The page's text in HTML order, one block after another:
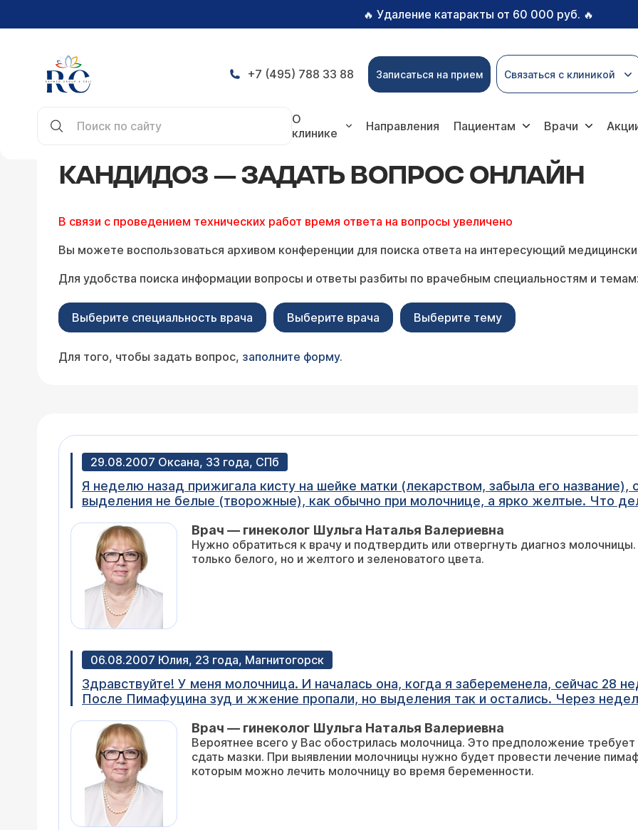
🔥 Удаление катаракты от 60 000 руб. 🔥
+7 (495) 788 33 88 Записаться на прием Связаться с клиникой
О
клинике
Направления Пациентам Врачи
КАНДИДОЗ — ЗАДАТЬ ВОПРОС ОНЛАЙН
В связи с проведением технических работ время ответа на вопросы увеличено
Вы можете воспользоваться архивом конференции для поиска ответа на интересующий
Для удобства поиска информации вопросы и ответы разбиты по врачебным специальностям и темам:
Выберите специальность врача Выберите врача Выберите тему
Для того, чтобы задать вопрос, заполните форму.
29.08.2007 Оксана, 33 года, СПб
Я неделю назад прижигала кисту на шейке матки (лекарством, забыла его название),
выделения не белые (творожные), как обычно при молочнице, а ярко желтые. Что
Врач — гинеколог Шульга Наталья Валериевна
Нужно обратиться к врачу и подтвердить или отвергнуть диагноз
только белого, но и желтого и зеленоватого цвета.
06.08.2007 Юлия, 23 года, Магнитогорск
Здравствуйте! У меня молочница. И началась она, когда я забеременела, сейчас 28
После Пимафуцина зуд и жжение пропали, но выделения так и остались. Через
появился нестерпимый зуд при ходьбе и вечером. Подскажите, пожалуйста, чем
Врач — гинеколог Шульга Наталья Валериевна
Вероятнее всего у Вас обострилась молочница. Это предположение
сдать мазки. При выявлении молочницы нужно будет провести лечение
которым можно лечить молочницу во время беременности.